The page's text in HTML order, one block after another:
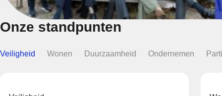
Onze standpunten
Veiligheid Wonen Duurzaamheid Ondernemen